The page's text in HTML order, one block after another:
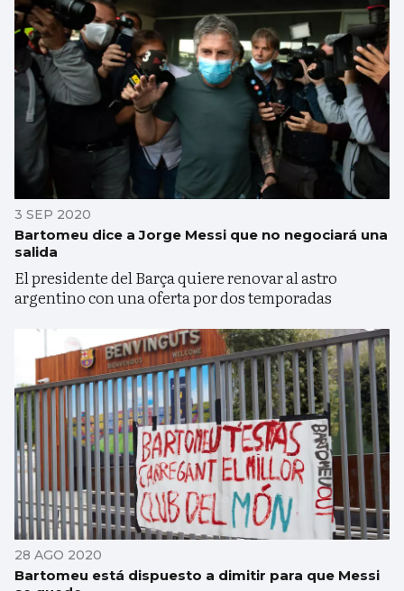
3 SEP 2020
Bartomeu dice a Jorge Messi que no negociará una
salida
El presidente del Barça quiere renovar al astro
argentino con una oferta por dos temporadas
28 AGO 2020
Bartomeu está dispuesto a dimitir para que Messi